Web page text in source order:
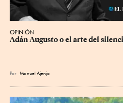
OPINIÓN
Adán Augusto o el arte del
Por Manuel Ajenjo